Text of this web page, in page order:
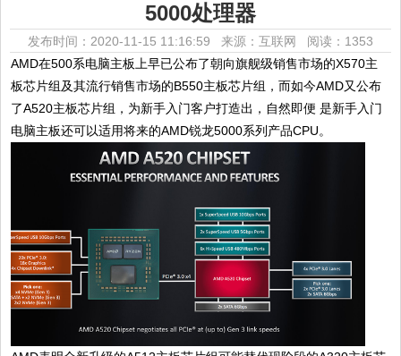
5000处理器
发布时间：2020-11-15 11:16:59 来源：互联网 阅读：1353
AMD在500系电脑主板上早已公布了朝向旗舰级销售市场的X570主
板芯片组及其流行销售市场的B550主板芯片组，而如今AMD又公布
了A520主板芯片组，为新手入门客户打造出，自然即便 是新手入门
电脑主板还可以适用将来的AMD锐龙5000系列产品CPU。